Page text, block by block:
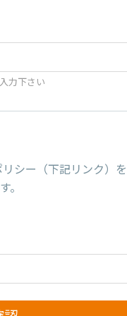
力下さい
シー（下記リンク）を
。